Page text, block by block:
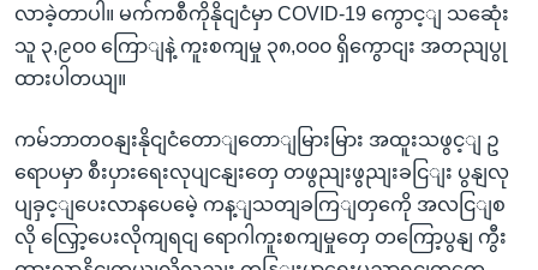
လာခဲ့တာပါ။ မက်ကစီကိုနိုငျငံမှာ COVID-19 ကွောင့ျ သဆေုံး
သူ ၃,၉၀၀ ကြောျနဲ့ ကူးစကျမှု ၃၈,၀၀၀ ရှိကွောငျး အတညျပွု
ထားပါတယျ။
ကမ်ဘာတဝနျးနိုငျငံတောျတောျမြားမြား အထူးသဖွင့ျ ဥ
ရောပမှာ စီးပှားရေးလုပျငနျးတှေ တဖွညျးဖွညျးခငြျး ပွနျလု
ပျခှင့ျပေးလာနပေမေဲ့ ကန့ျသတျခကြျတှကေို အလငြျစ
လို လြှော့ပေးလိုကျရငျ ရောဂါကူးစကျမှုတှေ တကြော့ပွနျ ကွီး